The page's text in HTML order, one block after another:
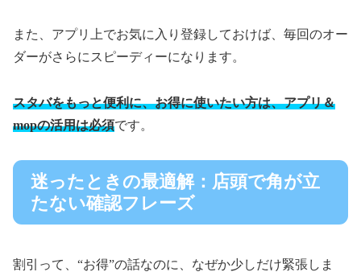
また、アプリ上でお気に入り登録しておけば、毎回のオー
ダーがさらにスピーディーになります。
スタバをもっと便利に、お得に使いたい方は、アプリ＆
mopの活用は必須です。
迷ったときの最適解：店頭で角が立
たない確認フレーズ
割引って、“お得”の話なのに、なぜか少しだけ緊張しま